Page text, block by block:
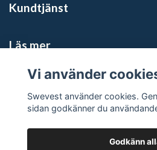
Kundtjänst
Läs mer
Sociala medier
Vi använder
Swevest använder cookies.
sidan godkänner du
Godkänn